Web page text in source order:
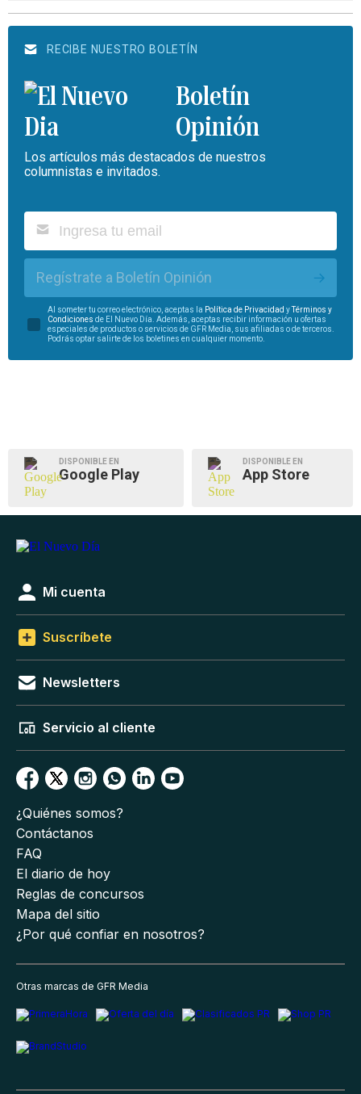
RECIBE NUESTRO BOLETÍN
Boletín
Opinión
Los artículos más destacados de nuestros
columnistas e invitados.
Regístrate a Boletín Opinión
Al someter tu correo electrónico, aceptas la Política de Privacidad y
Términos y
Condiciones de El Nuevo Día. Además, aceptas recibir información u ofertas
especiales de productos o servicios de GFR Media, sus afiliadas o de terceros.
Podrás optar salirte de los boletines en cualquier momento.
DISPONIBLE EN
Google Play
DISPONIBLE EN
App Store
Mi cuenta
Suscríbete
Newsletters
Servicio al cliente
¿Quiénes somos?
Contáctanos
FAQ
El diario de hoy
Reglas de concursos
Mapa del sitio
¿Por qué confiar en nosotros?
Otras marcas de GFR Media